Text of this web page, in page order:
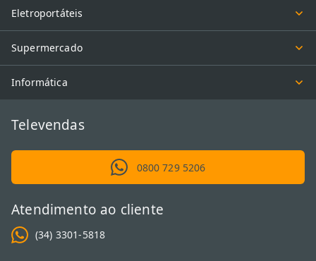
Eletroportáteis
Supermercado
Informática
Televendas
0800 729 5206
Atendimento ao cliente
(34) 3301-5818